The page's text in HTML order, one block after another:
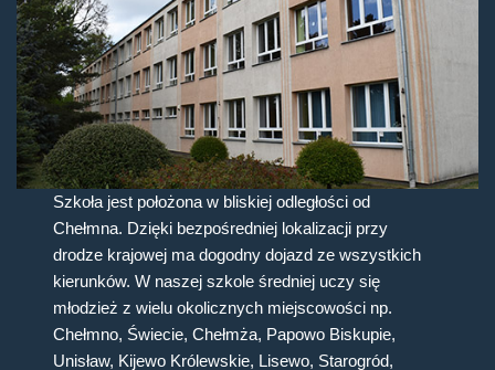
Szkoła jest położona w bliskiej odległości od
Chełmna. Dzięki bezpośredniej lokalizacji przy
drodze krajowej ma dogodny dojazd ze wszystkich
kierunków. W naszej szkole średniej uczy się
młodzież z wielu okolicznych miejscowości np.
Chełmno, Świecie, Chełmża, Papowo Biskupie,
Unisław, Kijewo Królewskie, Lisewo, Starogród,